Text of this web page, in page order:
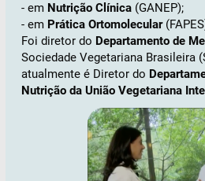
- em Nutrição Clínica (GANEP);
- em Prática Ortomolecular
Foi diretor do Departamento de
Sociedade Vegetariana Brasileira
atualmente é Diretor do
Nutrição da União Vegetariana